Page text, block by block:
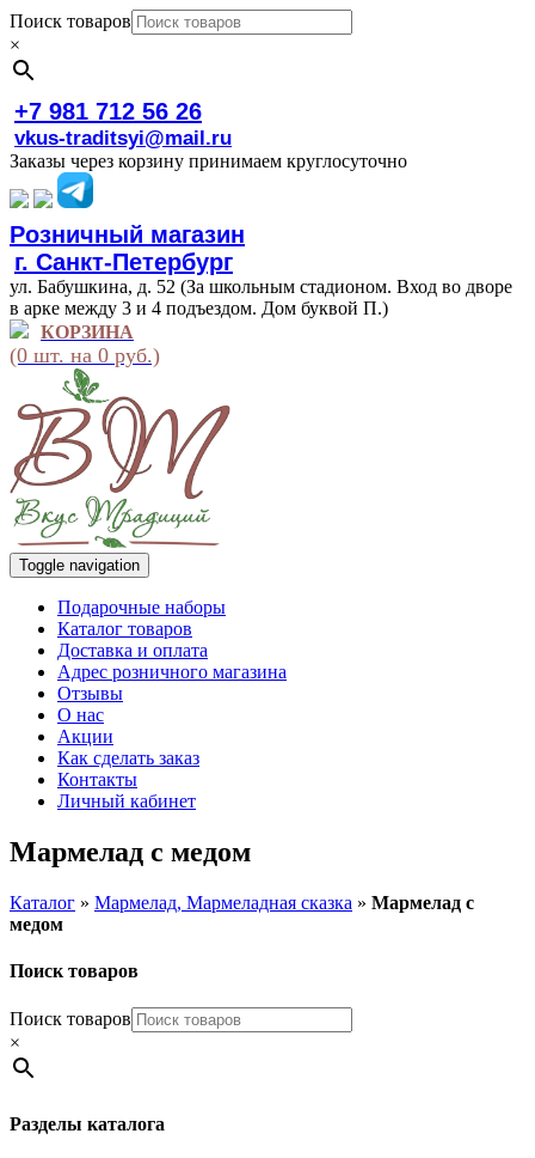
Поиск товаров
×
+7 981 712 56 26
vkus-traditsyi@mail.ru
Заказы через корзину принимаем круглосуточно
Розничный магазин
г. Санкт-Петербург
ул. Бабушкина, д. 52 (За школьным стадионом. Вход во дворе
в арке между 3 и 4 подъездом. Дом буквой П.)
КОРЗИНА
(0 шт. на 0 руб.)
Toggle navigation
Подарочные наборы
Каталог товаров
Доставка и оплата
Адрес розничного магазина
Отзывы
О нас
Акции
Как сделать заказ
Контакты
Личный кабинет
Мармелад с медом
Каталог » Мармелад, Мармеладная сказка » Мармелад с
медом
Поиск товаров
Поиск товаров
×
Разделы каталога